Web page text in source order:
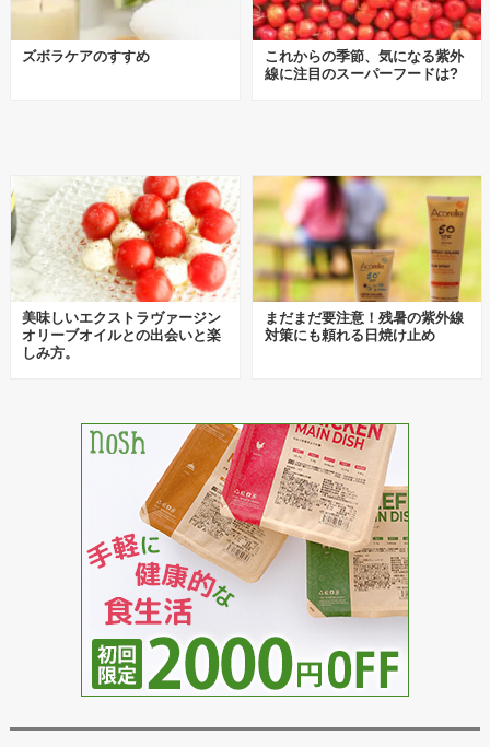
ズボラケアのすすめ
これからの季節、気になる紫外
線に注目のスーパーフードは?
美味しいエクストラヴァージン
オリーブオイルとの出会いと楽
しみ方。
まだまだ要注意！残暑の紫外線
対策にも頼れる日焼け止め